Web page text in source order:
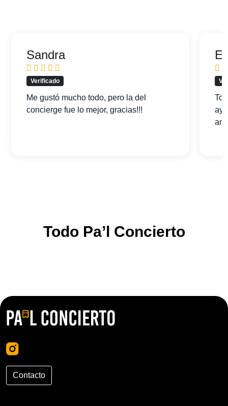
Sandra
Verificado
Me gustó mucho todo, pero la del
concierge fue lo mejor, gracias!!!
Todo Pa’l Concierto
Contacto